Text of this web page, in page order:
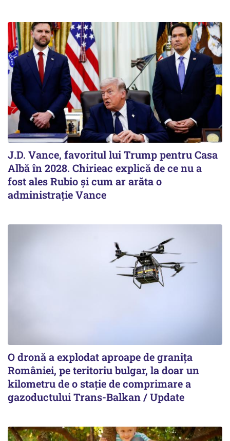
J.D. Vance, favoritul lui Trump pentru Casa
Albă în 2028. Chirieac explică de ce nu a
fost ales Rubio și cum ar arăta o
administrație Vance
O dronă a explodat aproape de granița
României, pe teritoriu bulgar, la doar un
kilometru de o stație de comprimare a
gazoductului Trans-Balkan / Update